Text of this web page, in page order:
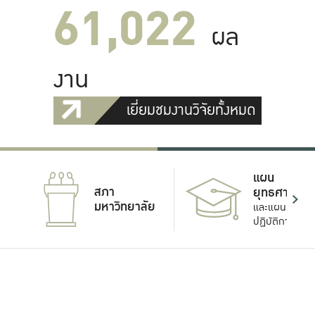
61,022 ผล
งาน
เยี่ยมชมงานวิจัยทั้งหมด
สภา
มหาวิทยาลัย
แผน
ยุทธศาสตร์
และแผน
ปฏิบัติการ